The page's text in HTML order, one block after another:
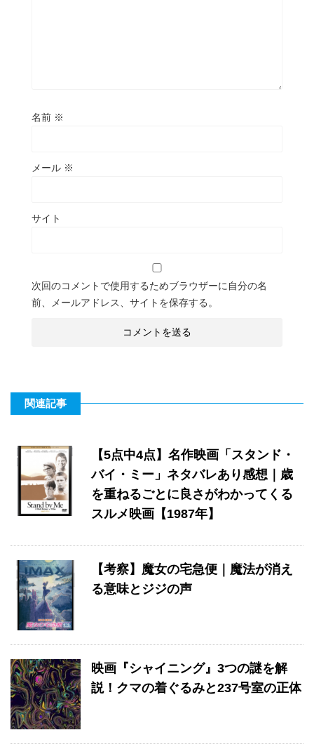
名前 ※
メール ※
サイト
次回のコメントで使用するためブラウザーに自分の名
前、メールアドレス、サイトを保存する。
関連記事
【5点中4点】名作映画「スタンド・
バイ・ミー」ネタバレあり感想｜歳
を重ねるごとに良さがわかってくる
スルメ映画【1987年】
【考察】魔女の宅急便｜魔法が消え
る意味とジジの声
映画『シャイニング』3つの謎を解
説！クマの着ぐるみと237号室の正体